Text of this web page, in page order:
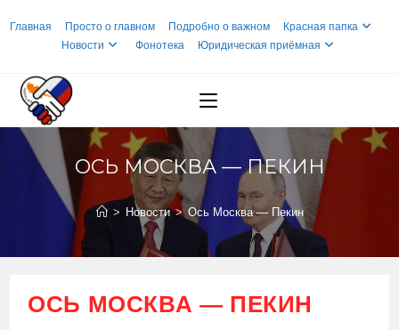
Главная Просто о главном Подробно о важном
Красная папка
Новости
Фонотека Юридическая приёмная
ОСЬ МОСКВА — ПЕКИН
> Новости > Ось Москва — Пекин
ОСЬ МОСКВА — ПЕКИН